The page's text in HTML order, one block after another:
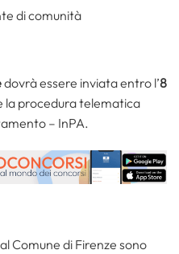
di comunità
dovrà essere inviata entro l’8
la procedura telematica
– InPA.
Comune di Firenze sono